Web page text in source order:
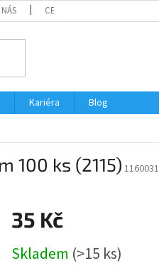
CERTIFIKÁTY A NÁVODY
Kariéra
Blog
100 ks (2115) 1160031
35 Kč
cena:
Skladem (>15 ks)